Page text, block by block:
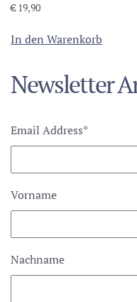
€19,90
In den Warenkorb
Newsletter
Email Address*
Vorname
Nachname